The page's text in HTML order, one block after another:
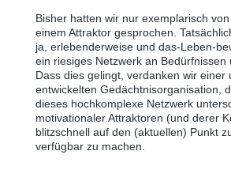
Bisher hatten wir nur exemplarisch von
einem Attraktor gesprochen.
ja, erlebenderweise und das-Leben-
ein riesiges Netzwerk an Bedürfnissen
Dass dies gelingt, verdanken wir einer
entwickelten Gedächtnisorganisation,
dieses hochkomplexe Netzwerk
motivationaler Attraktoren (und derer
blitzschnell auf den (aktuellen) Punkt
verfügbar zu machen.